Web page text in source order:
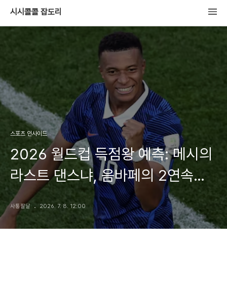
시시콜콜 잡도리
스포츠 인사이드
2026 월드컵 득점왕 예측: 메시의
라스트 댄스냐, 음바페의 2연속
골든부트냐! (역대 득점왕 정리)
사통팔달 2026. 7. 8. 12:00